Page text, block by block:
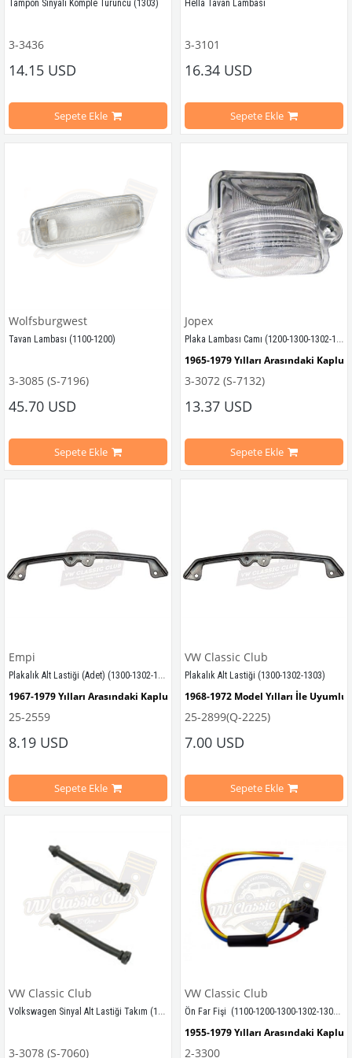
Tampon Sinyali Komple Turuncu (1303)
1975 Yılı Kaplumbağa Modelleri İle Uyumludur
Standart Kasalar İle Uyumludur
3-3436
14.15 USD
Sepete Ekle
Hella Tavan Lambası
Hella Tavan Lambası
Tüm Modeller ile Uyumludur
3-3101
16.34 USD
Sepete Ekle
Wolfsburgwest
Tavan Lambası (1100-1200)
1955-1967 Yılları Arasındaki Kaplumbağa Modelleri İle Uyumludur
VWCC Parça No: 3-3085  | OEM Parça No: 111947111C
3-3085 (S-7196)
45.70 USD
Sepete Ekle
Jopex
Plaka Lambası Camı (1200-1300-1302-1303)
1965-1979 Yılları Arasındaki
1200-1300-1302-1303
3-3072 (S-7132)
13.37 USD
Sepete Ekle
Empi
Plakalık Alt Lastiği (Adet) (1300-1302-1303)
1967-1979 Yılları Arasındaki Kaplumbağa Modelleri İle Uyumludur
1300-1302-1303 Kaplumbağa Modelleri İle Uyumludur
25-2559
8.19 USD
Sepete Ekle
VW Classic Club
Plakalık Alt Lastiği (1300-1302-1303)
1968-1972 Model Yılları İle
1300-1302-1303  Modelleri İçin
VWC Parça No: 28-2899  OEM Parça
25-2899(Q-2225)
7.00 USD
Sepete Ekle
VW Classic Club
Volkswagen Sinyal Alt Lastiği Takım (1100-1300-1302-1303-Variant-Karman)
1955-1979 Yılları Arasındaki Kaplumbağa Modelleri İle Uyumludur
3-3078 (S-7060)
VW Classic Club
Ön Far Fişi  (1100-1200-1300-1302-1303-T1-T2-Karmann-Variant)
1955-1979 Yılları Arasındaki
2-3300